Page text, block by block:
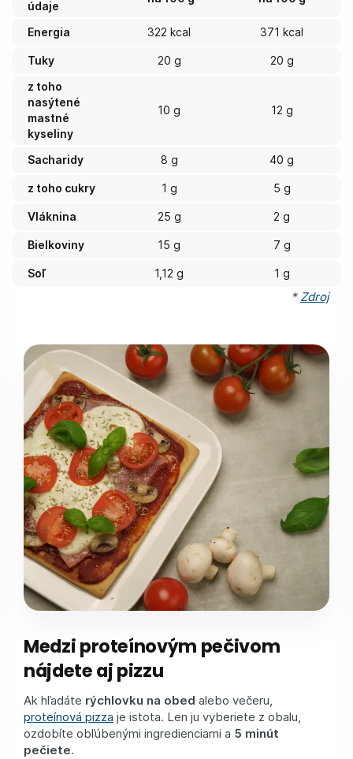
údaje
Energia 322 kcal
371 kcal
Tuky
20 g
20 g
z toho
nasýtené
mastné
kyseliny
10 g 12 g
Sacharidy 8 g
40 g
z toho cukry
1 g
5 g
Vláknina
25 g
2 g
Bielkoviny
15 g
7 g
Soľ
1,12 g 1 g
* Zdroj
Medzi proteínovým pečivom
nájdete aj pizzu
Ak hľadáte rýchlovku na obed alebo večeru,
proteínová pizza je istota. Len ju vyberiete z obalu,
ozdobíte obľúbenými ingredienciami a 5 minút
pečiete.